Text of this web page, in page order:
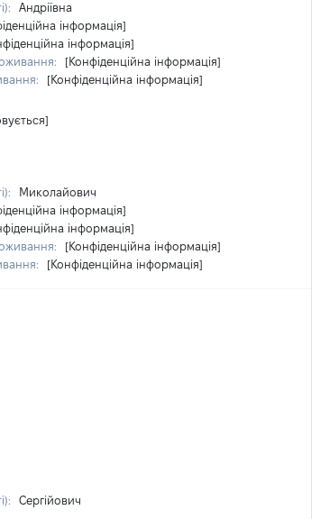
Андріївна
інформація]
інформація]
[Конфіденційна інформація]
[Конфіденційна інформація]
Миколайович
інформація]
інформація]
[Конфіденційна інформація]
[Конфіденційна інформація]
Сергійович